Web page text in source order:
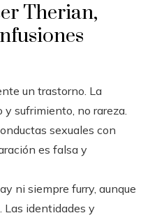
Therian,
un trastorno. La
sufrimiento, no rareza.
sexuales con
es falsa y
ni siempre furry, aunque
Las identidades y